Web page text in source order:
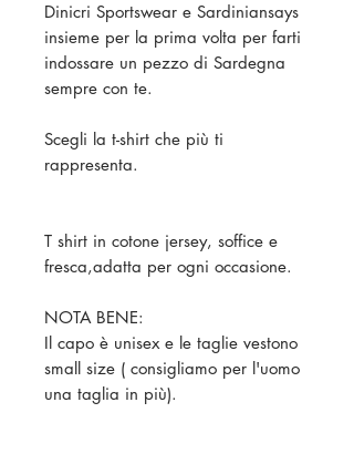
Dinicri Sportswear e Sardiniansays
insieme per la prima volta per farti
indossare un pezzo di Sardegna
sempre con te.
Scegli la t-shirt che più ti
rappresenta.
T shirt in cotone jersey, soffice e
fresca,adatta per ogni occasione.
NOTA BENE:
Il capo è unisex e le taglie vestono
small size ( consigliamo per l'uomo
una taglia in più).